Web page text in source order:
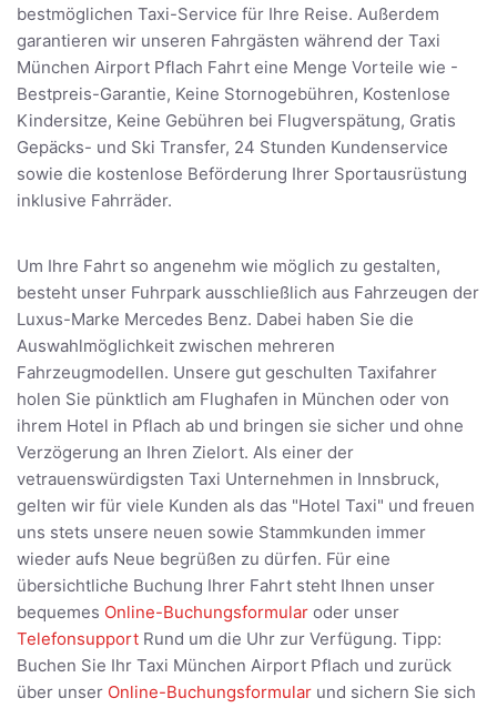
bestmöglichen Taxi-Service für Ihre Reise. Außerdem
garantieren wir unseren Fahrgästen während der Taxi
München Airport Pflach Fahrt eine Menge Vorteile wie -
Bestpreis-Garantie, Keine Stornogebühren, Kostenlose
Kindersitze, Keine Gebühren bei Flugverspätung, Gratis
Gepäcks- und Ski Transfer, 24 Stunden Kundenservice
sowie die kostenlose Beförderung Ihrer Sportausrüstung
inklusive Fahrräder.
Um Ihre Fahrt so angenehm wie möglich zu gestalten,
besteht unser Fuhrpark ausschließlich aus Fahrzeugen der
Luxus-Marke Mercedes Benz. Dabei haben Sie die
Auswahlmöglichkeit zwischen mehreren
Fahrzeugmodellen. Unsere gut geschulten Taxifahrer
holen Sie pünktlich am Flughafen in München oder von
ihrem Hotel in Pflach ab und bringen sie sicher und ohne
Verzögerung an Ihren Zielort. Als einer der
vetrauenswürdigsten Taxi Unternehmen in Innsbruck,
gelten wir für viele Kunden als das "Hotel Taxi" und freuen
uns stets unsere neuen sowie Stammkunden immer
wieder aufs Neue begrüßen zu dürfen. Für eine
übersichtliche Buchung Ihrer Fahrt steht Ihnen unser
bequemes Online-Buchungsformular oder unser
Telefonsupport Rund um die Uhr zur Verfügung. Tipp:
Buchen Sie Ihr Taxi München Airport Pflach und zurück
über unser Online-Buchungsformular und sichern Sie sich